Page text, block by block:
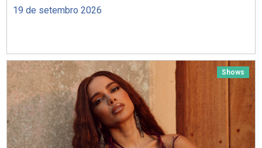
19 de setembro 2026
Shows